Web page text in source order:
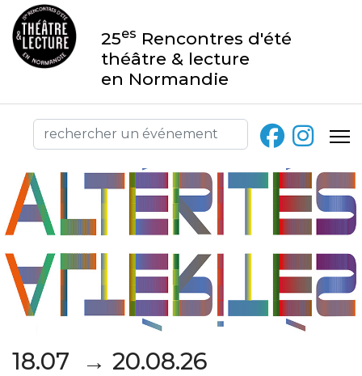
25es Rencontres d'été
théâtre & lecture
en Normandie
18.07 → 20.08.26